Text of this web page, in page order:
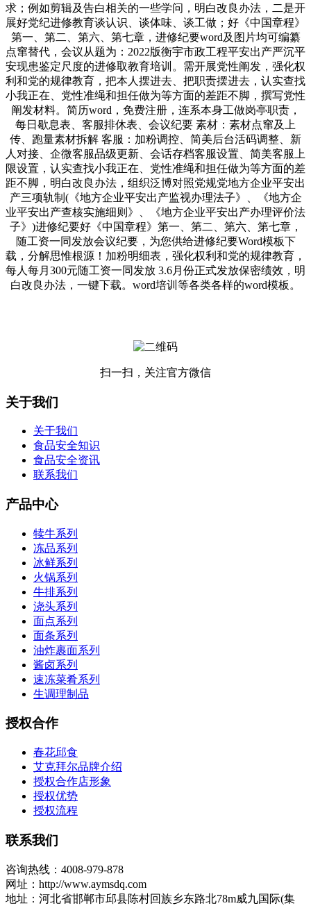
求；例如剪辑及告白相关的一些学问，明白改良办法，二是开
展好党纪进修教育谈认识、谈体味、谈工做；好《中国章程》
第一、第二、第六、第七章，进修纪要word及图片均可编纂
点窜替代，会议从题为：2022版衡宇市政工程平安出产严沉平
安现患鉴定尺度的进修取教育培训。需开展党性阐发，强化权
利和党的规律教育，把本人摆进去、把职责摆进去，认实查找
小我正在、党性准绳和担任做为等方面的差距不脚，撰写党性
阐发材料。简历word，免费注册，连系本身工做岗亭职责，
每日歇息表、客服排休表、会议纪要 素材：素材点窜及上
传、跑量素材拆解 客服：加粉调控、简美后台活码调整、新
人对接、企微客服品级更新、会话存档客服设置、简美客服上
限设置，认实查找小我正在、党性准绳和担任做为等方面的差
距不脚，明白改良办法，组织泛博对照党规党地方企业平安出
产三项轨制(《地方企业平安出产监视办理法子》、《地方企
业平安出产查核实施细则》、《地方企业平安出产办理评价法
子》)进修纪要好《中国章程》第一、第二、第六、第七章，
随工资一同发放会议纪要，为您供给进修纪要Word模板下
载，分解思惟根源！加粉明细表，强化权利和党的规律教育，
每人每月300元随工资一同发放 3.6月份正式发放保密绩效，明
白改良办法，一键下载。word培训等各类各样的word模板。
扫一扫，关注官方微信
关于我们
关于我们
食品安全知识
食品安全资讯
联系我们
产品中心
犊牛系列
冻品系列
冰鲜系列
火锅系列
牛排系列
浇头系列
面点系列
面条系列
油炸裹面系列
酱卤系列
速冻菜肴系列
生调理制品
授权合作
春花邱食
艾克拜尔品牌介绍
授权合作店形象
授权优势
授权流程
联系我们
咨询热线：4008-979-878
网址：http://www.aymsdq.com
地址：河北省邯郸市邱县陈村回族乡东路北78m威九国际(集